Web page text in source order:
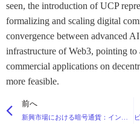
seen, the introduction of UCP
formalizing and scaling digital
convergence between advanced
infrastructure of Web3, pointing to
commercial applications on
more feasible.
前へ